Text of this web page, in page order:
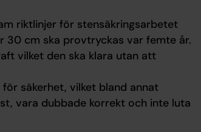
riktlinjer för stensäkringsarbetet
30 cm ska provtryckas var femte år.
vilket den ska klara utan att
säkerhet, vilket bland annat
vara dubbade korrekt och inte luta